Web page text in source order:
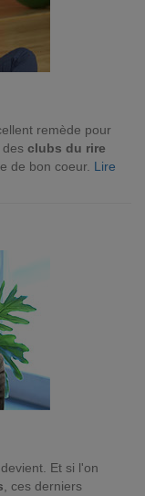
remède pour
des clubs du rire
de bon coeur. Lire
Et si l'on
, ces derniers